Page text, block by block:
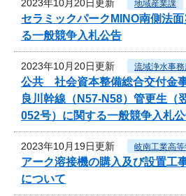
2023年10月20日更新 地域産業課
セラミックパークMINO南側法
る一般競争入札公告
2023年10月20日更新 流域浄水事
公共 社会資本整備総合交付金
良川幹線（N57-N58）管更生（
052号）に関する一般競争入札
2023年10月19日更新 岐南工業高
アーク溶接機の購入及び設置工
について